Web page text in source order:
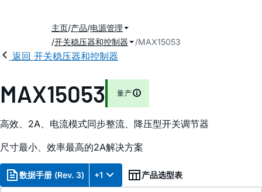
主页 产品 电源管理
开关稳压器和控制器
MAX15053
返回 开关稳压器和控制器
MAX15053 量产
高效、2A、电流模式同步整流、降压型开关调节器
尺寸最小、效率最高的2A解决方案
数据手册 (Rev. 3) +1 产品选型表